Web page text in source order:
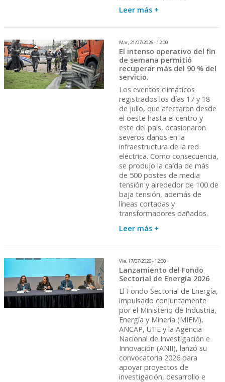
Leer más +
Mar, 21/07/2026 - 12:00
El intenso operativo del fin
de semana permitió
recuperar más del 90 % del
servicio.
Los eventos climáticos
registrados los días 17 y 18
de julio, que afectaron desde
el oeste hasta el centro y
este del país, ocasionaron
severos daños en la
infraestructura de la red
eléctrica. Como consecuencia,
se produjo la caída de más
de 500 postes de media
tensión y alrededor de 100 de
baja tensión, además de
líneas cortadas y
transformadores dañados.
Leer más +
Vie, 17/07/2026 - 12:00
Lanzamiento del Fondo
Sectorial de Energía 2026
El Fondo Sectorial de Energía,
impulsado conjuntamente
por el Ministerio de Industria,
Energía y Minería (MIEM),
ANCAP, UTE y la Agencia
Nacional de Investigación e
Innovación (ANII), lanzó su
convocatoria 2026 para
apoyar proyectos de
investigación, desarrollo e